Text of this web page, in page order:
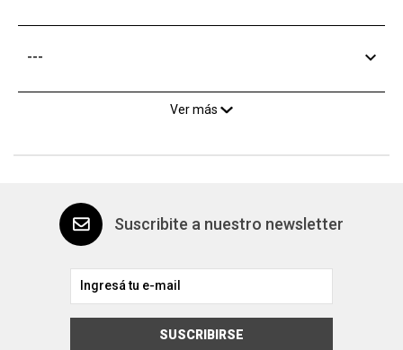
---
Ver más
Suscribite a nuestro newsletter
SUSCRIBIRSE